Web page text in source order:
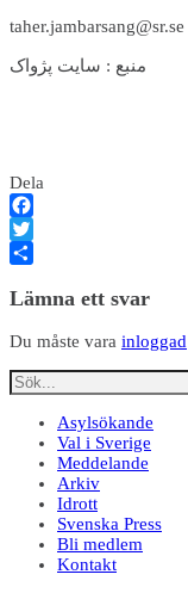
taher.jambarsang@sr.se
منبع : سايت پژواک
Dela
Facebook
Twitter
Lämna ett svar
Du måste vara inloggad
Asylsökande
Val i Sverige
Meddelande
Arkiv
Idrott
Svenska Press
Bli medlem
Kontakt